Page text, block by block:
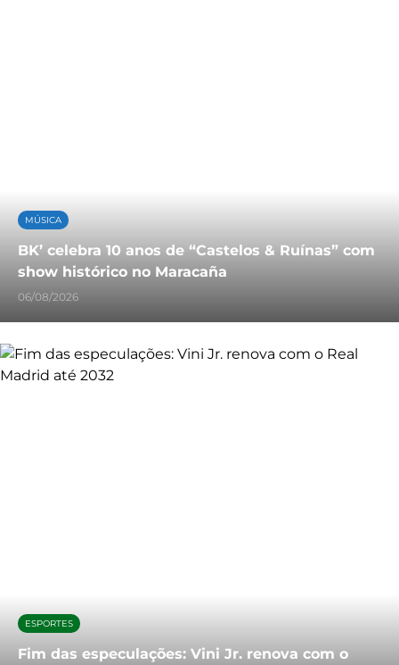
MÚSICA
BK’ celebra 10 anos de “Castelos & Ruínas” com
show histórico no Maracaña
06/08/2026
ESPORTES
Fim das especulações: Vini Jr. renova com o